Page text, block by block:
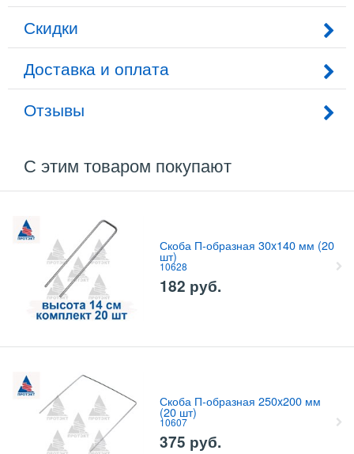
Скидки
Доставка и оплата
Отзывы
С этим товаром покупают
Скоба П-образная 30x140 мм (20
шт)
10628
182 руб.
Скоба П-образная 250x200 мм
(20 шт)
10607
375 руб.